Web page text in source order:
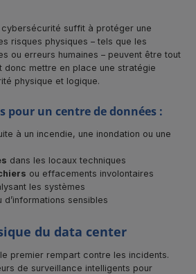
suffit à protéger une
risques physiques – tels que les
ou erreurs humaines – peuvent être tout
donc mettre en place une stratégie
physique et logique.
pour un centre de données :
à un incendie, une inondation ou une
dans les locaux techniques
ou effacements involontaires
les systèmes
d’informations sensibles
du data center
premier rempart contre les incidents.
de surveillance intelligents pour